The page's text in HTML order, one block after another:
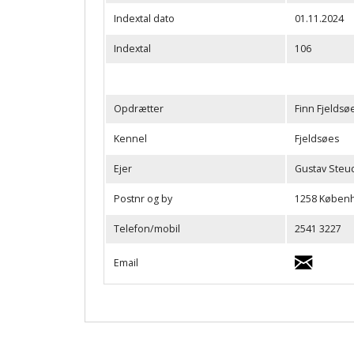
Indextal dato 01.11.2024
Indextal 106
Opdrætter Finn
Kennel Fjeldsøes
Ejer Gustav
Postnr og by 1258
Telefon/mobil 2541 3227
Email